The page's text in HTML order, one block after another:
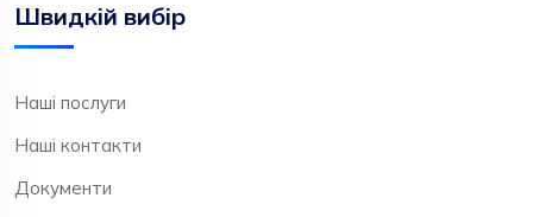
Швидкій вибір
Наші послуги
Наші контакти
Документи